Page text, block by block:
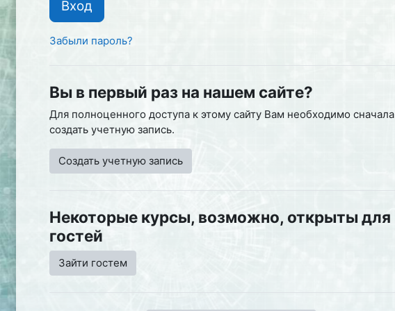
Вход
Забыли пароль?
Вы в первый раз на нашем сайте?
Для полноценного доступа к этому сайту Вам необходимо сначала
создать учетную запись.
Создать учетную запись
Некоторые курсы, возможно, открыты для
гостей
Зайти гостем